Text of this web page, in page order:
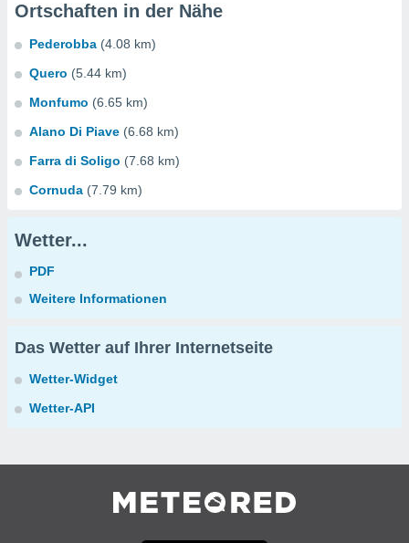
Ortschaften in der Nähe
Pederobba (4.08 km)
Quero (5.44 km)
Monfumo (6.65 km)
Alano Di Piave (6.68 km)
Farra di Soligo (7.68 km)
Cornuda (7.79 km)
Wetter...
PDF
Weitere Informationen
Das Wetter auf Ihrer Internetseite
Wetter-Widget
Wetter-API